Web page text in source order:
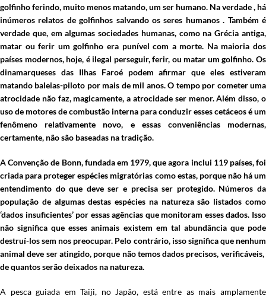
golfinho ferindo, muito menos matando, um ser humano. Na verdade , há
inúmeros relatos de golfinhos salvando os seres humanos . Também é
verdade que, em algumas sociedades humanas, como na Grécia antiga,
matar ou ferir um golfinho era punível com a morte. Na maioria dos
países modernos, hoje, é ilegal perseguir, ferir, ou matar um golfinho. Os
dinamarqueses das Ilhas Faroé podem afirmar que eles estiveram
matando baleias-piloto por mais de mil anos. O tempo por cometer uma
atrocidade não faz, magicamente, a atrocidade ser menor. Além disso, o
uso de motores de combustão interna para conduzir esses cetáceos é um
fenômeno relativamente novo, e essas conveniências modernas,
certamente, não são baseadas na tradição.
A Convenção de Bonn, fundada em 1979, que agora inclui 119 países, foi
criada para proteger espécies migratórias como estas, porque não há um
entendimento do que deve ser e precisa ser protegido. Números da
população de algumas destas espécies na natureza são listados como
‘dados insuficientes’ por essas agências que monitoram esses dados. Isso
não significa que esses animais existem em tal abundância que pode
destruí-los sem nos preocupar. Pelo contrário, isso significa que nenhum
animal deve ser atingido, porque não temos dados precisos, verificáveis, ​​
de quantos serão deixados na natureza.
A pesca guiada em Taiji, no Japão, está entre as mais amplamente